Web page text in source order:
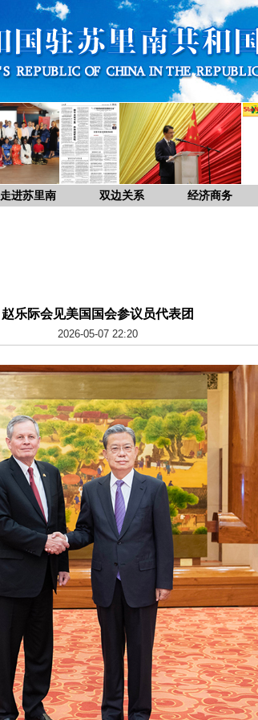
走进苏里南 双边关系 经济商务
赵乐际会见美国国会参议员代表团
2026-05-07 22:20